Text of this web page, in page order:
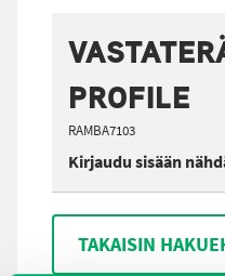
PROFILE
RAMBA7103
Kirjaudu sisään
TAKAISIN